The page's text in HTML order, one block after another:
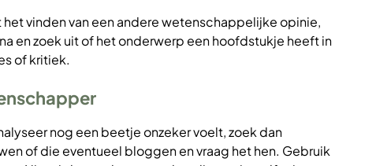
vinden van een andere wetenschappelijke opinie,
en zoek uit of het onderwerp een hoofdstukje heeft in
of kritiek.
nog een beetje onzeker voelt, zoek dan
of die eventueel bloggen en vraag het hen. Gebruik